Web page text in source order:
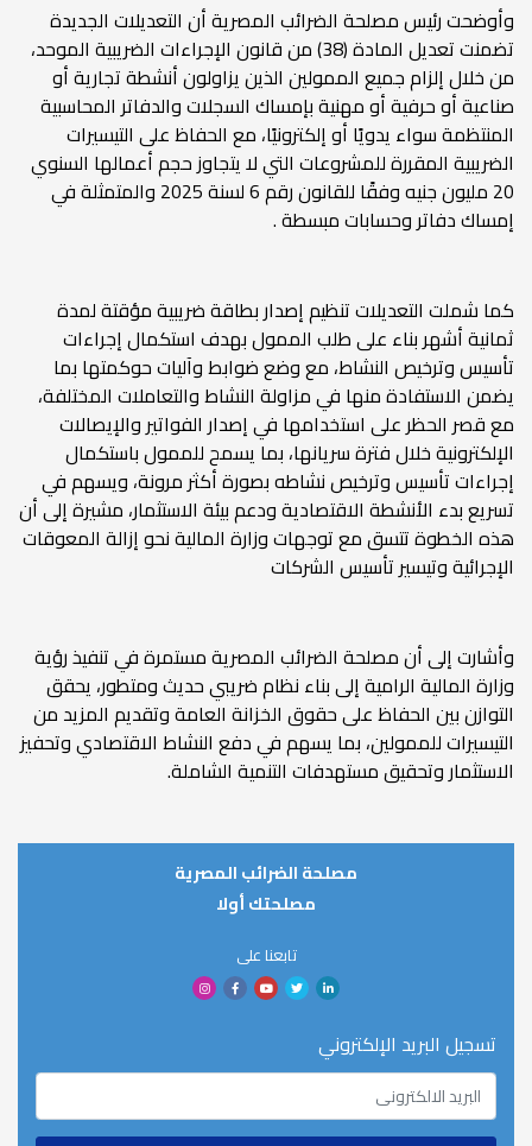
وأوضحت رئيس مصلحة الضرائب المصرية أن التعديلات الجديدة
تضمنت تعديل المادة (38) من قانون الإجراءات الضريبية الموحد،
من خلال إلزام جميع الممولين الذين يزاولون أنشطة تجارية أو
صناعية أو حرفية أو مهنية بإمساك السجلات والدفاتر المحاسبية
المنتظمة سواء يدويًا أو إلكترونيًا، مع الحفاظ على التيسيرات
الضريبية المقررة للمشروعات التي لا يتجاوز حجم أعمالها السنوي
20 مليون جنيه وفقًا للقانون رقم 6 لسنة 2025 والمتمثلة في
إمساك دفاتر وحسابات مبسطة .
كما شملت التعديلات تنظيم إصدار بطاقة ضريبية مؤقتة لمدة
ثمانية أشهر بناء على طلب الممول بهدف استكمال إجراءات
تأسيس وترخيص النشاط، مع وضع ضوابط وآليات حوكمتها بما
يضمن الاستفادة منها في مزاولة النشاط والتعاملات المختلفة،
مع قصر الحظر على استخدامها في إصدار الفواتير والإيصالات
الإلكترونية خلال فترة سريانها، بما يسمح للممول باستكمال
إجراءات تأسيس وترخيص نشاطه بصورة أكثر مرونة، ويسهم في
تسريع بدء الأنشطة الاقتصادية ودعم بيئة الاستثمار، مشيرة إلى أن
هذه الخطوة تتسق مع توجهات وزارة المالية نحو إزالة المعوقات
الإجرائية وتيسير تأسيس الشركات
وأشارت إلى أن مصلحة الضرائب المصرية مستمرة في تنفيذ رؤية
وزارة المالية الرامية إلى بناء نظام ضريبي حديث ومتطور، يحقق
التوازن بين الحفاظ على حقوق الخزانة العامة وتقديم المزيد من
التيسيرات للممولين، بما يسهم في دفع النشاط الاقتصادي وتحفيز
الاستثمار وتحقيق مستهدفات التنمية الشاملة.
مصلحة الضرائب المصرية
مصلحتك أولا
تابعنا على
تسجيل البريد الإلكتروني